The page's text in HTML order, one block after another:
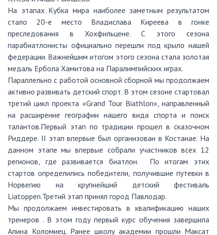
На этапах Кубка мира наиболее заметным результатом
стало 20-е место Владислава Киреева в гонке
преследования в Хохфильцене. С этого сезона
парабиатлонисты официально перешли под крыло нашей
федерации. Важнейшим итогом этого сезона стала золотая
медаль Ербола Хамитова на Паралимпийских играх.
Параллельно с работой основной сборной мы продолжаем
активно развивать детский спорт. В этом сезоне стартовал
третий цикл проекта «Grand Tour Biathlon», направленный
на расширение географии нашего вида спорта и поиск
талантов.Первый этап по традиции прошел в сказочном
Риддере. II этап впервые был организован в Костанае. На
данном этапе мы впервые собрали участников всех 12
регионов, где развивается биатлон. По итогам этих
стартов определились победители, получившие путевки в
Норвегию на крупнейший детский фестиваль
Liatoppen.Третий этап принял город Павлодар.
Мы продолжаем инвестировать в квалификацию наших
тренеров . В этом году первый курс обучения завершила
Алина Коломиец. Ранее школу академии прошли Максат